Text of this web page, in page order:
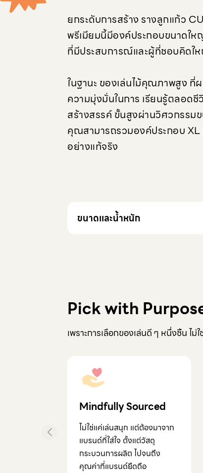
ยกระดับการสร้าง รางลูกแก้ว
พรีเมียมนี้มีองค์ประกอบขนาดให
ที่มีประสบการณ์และผู้ที่ชอบคิดใ
ในฐานะ ของเล่นไม้คุณภาพสูง
ความมุ่งมั่นในการ เรียนรู้ตลอด
สร้างสรรค์ ขั้นสูงผ่านวิศวกรรม
คุณสามารถรวมองค์ประกอบ
อย่างแท้จริง
ขนาดเเละน้ำหนัก
Pick with
เพราะการเลือกของเล่นดี ๆ หนึ่งชิ้น ไม่ใ
Mindfully Sourced
ไม่ใช่แค่เล่นสนุก แต่ต้องมาจาก
แบรนด์ที่ใส่ใจ ตั้งแต่วัสดุ
กระบวนการผลิต ไปจนถึง
คุณค่าที่แบรนด์ยึดถือ